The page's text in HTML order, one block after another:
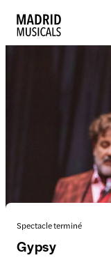
Spectacle terminé
Gypsy